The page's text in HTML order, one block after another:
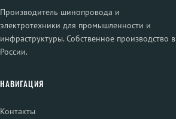
Производитель шинопровода и
электротехники для промышленности и
инфраструктуры. Собственное производство в
России.
НАВИГАЦИЯ
Контакты